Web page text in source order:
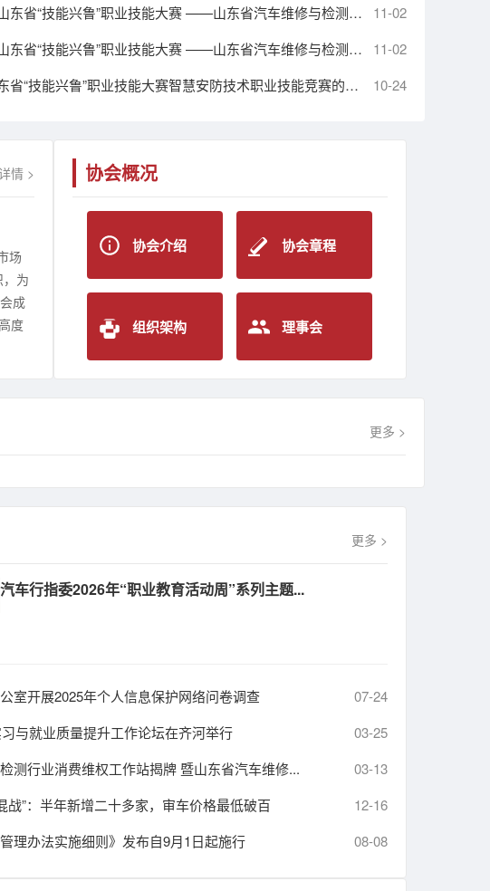
关于举办2025年山东省“技能兴鲁”职业技能大赛 ——山东省汽车维修与检测行业职业技能竞赛 汽车维修工赛项的通知
11-02
关于举办2025年山东省“技能兴鲁”职业技能大赛 ——山东省汽车维修与检测行业职业技能竞赛机动车检测工赛项的通知
11-02
2025关于举办山东省“技能兴鲁”职业技能大赛智慧安防技术职业技能竞赛的通知
10-24
情 >
场
为
成
度
协会概况
协会介绍 协会章程
组织架构 理事会
更多 >
更多 >
汽车行指委2026年“职业教育活动周”系列主题...
室开展2025年个人信息保护网络问卷调查
07-24
与就业质量提升工作论坛在齐河举行
03-25
测行业消费维权工作站揭牌 暨山东省汽车维修...
03-13
战”：半年新增二十多家，审车价格最低破百
12-16
理办法实施细则》发布自9月1日起施行
08-08